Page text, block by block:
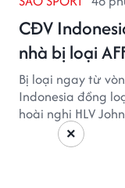
CĐV
nhà bị loại
Bị loại ngay từ
Indonesia đồng
hoài nghi HLV
×